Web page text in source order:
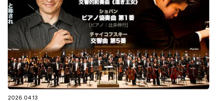
2026.04.13